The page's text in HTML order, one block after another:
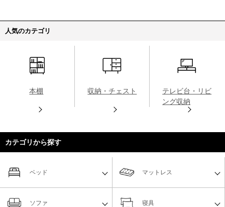
人気のカテゴリ
本棚 収納・チェスト
テレビ台・リビ
ング収納
カテゴリから探す
ベッド マットレス
ソファ 寝具